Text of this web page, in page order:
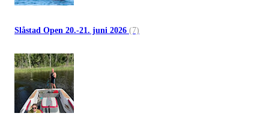
Slåstad Open 20.-21. juni 2026 (7)